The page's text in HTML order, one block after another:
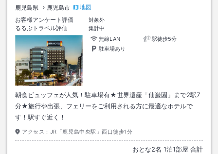
鹿児島県 鹿児島市
地図
お客様アンケート評価
対象外
るるぶトラベル評価
集計中
無線LAN
駅徒歩5分
駐車場あり
朝食ビュッフェが人気！駐車場有★世界遺産「仙巌園」まで2駅7
分★旅行や出張、フェリーをご利用される方に最適なホテルで
す！駅すぐ近く！
アクセス： JR「鹿児島中央駅」西口徒歩1分
おとな2名 1泊1部屋 合計